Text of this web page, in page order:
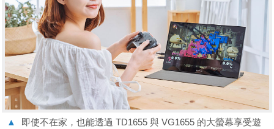
▲
即使不在家，也能透過 TD1655 與 VG1655 的大螢幕享受遊